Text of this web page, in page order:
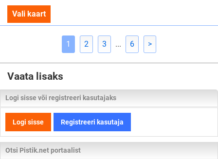
Vali kaart
1 2 3 ... 6 >
Vaata lisaks
Logi sisse või registreeri kasutajaks
Logi sisse Registreeri kasutaja
Otsi Pistik.net portaalist